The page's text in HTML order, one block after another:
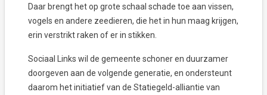
Daar brengt het op grote schaal schade toe aan vissen,
vogels en andere zeedieren, die het in hun maag krijgen,
erin verstrikt raken of er in stikken.
Sociaal Links wil de gemeente schoner en duurzamer
doorgeven aan de volgende generatie, en ondersteunt
daarom het initiatief van de Statiegeld-alliantie van